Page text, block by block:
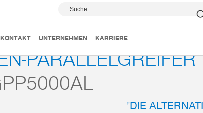
Suche
UNTERNEHMEN KARRIERE
2-Backen-Parallelgreifer Serie GPP5000AL
PARALLELGREIFER
"DIE